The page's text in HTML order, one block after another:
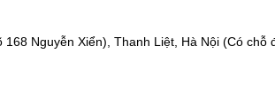
Nguyễn Xiển), Thanh Liệt, Hà Nội (Có chỗ